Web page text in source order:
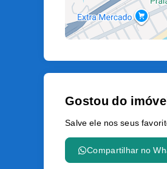
Gostou do
Salve ele nos seus
Compartilhar no